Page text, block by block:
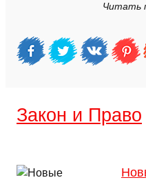
Читать
Закон и Право